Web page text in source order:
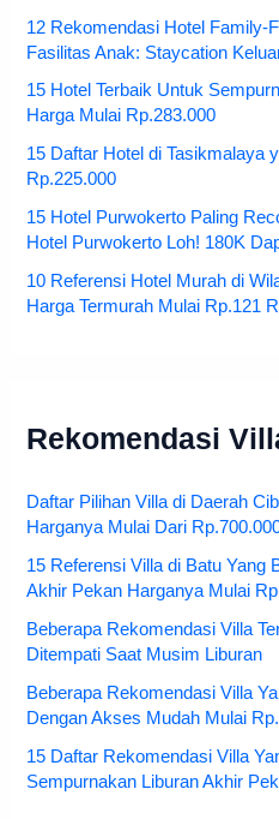
12 Rekomendasi Hotel Family-
Fasilitas Anak: Staycation
15 Hotel Terbaik Untuk
Harga Mulai Rp.283.000
15 Daftar Hotel di Tasikmalaya
Rp.225.000
15 Hotel Purwokerto Paling
Hotel Purwokerto Loh! 180K
10 Referensi Hotel Murah di
Harga Termurah Mulai Rp.121
Rekomendasi
Daftar Pilihan Villa di Daerah
Harganya Mulai Dari
15 Referensi Villa di Batu Yang
Akhir Pekan Harganya Mulai
Beberapa Rekomendasi Villa
Ditempati Saat Musim Liburan
Beberapa Rekomendasi Villa
Dengan Akses Mudah Mulai
15 Daftar Rekomendasi Villa
Sempurnakan Liburan Akhir